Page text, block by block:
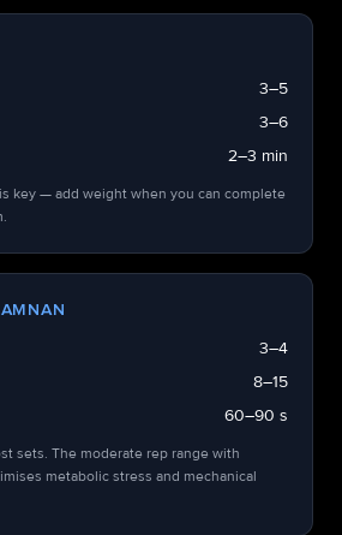
3–5
3–6
2–3 min
key — add weight when you can complete
3–4
8–15
60–90 s
sets. The moderate rep range with
metabolic stress and mechanical